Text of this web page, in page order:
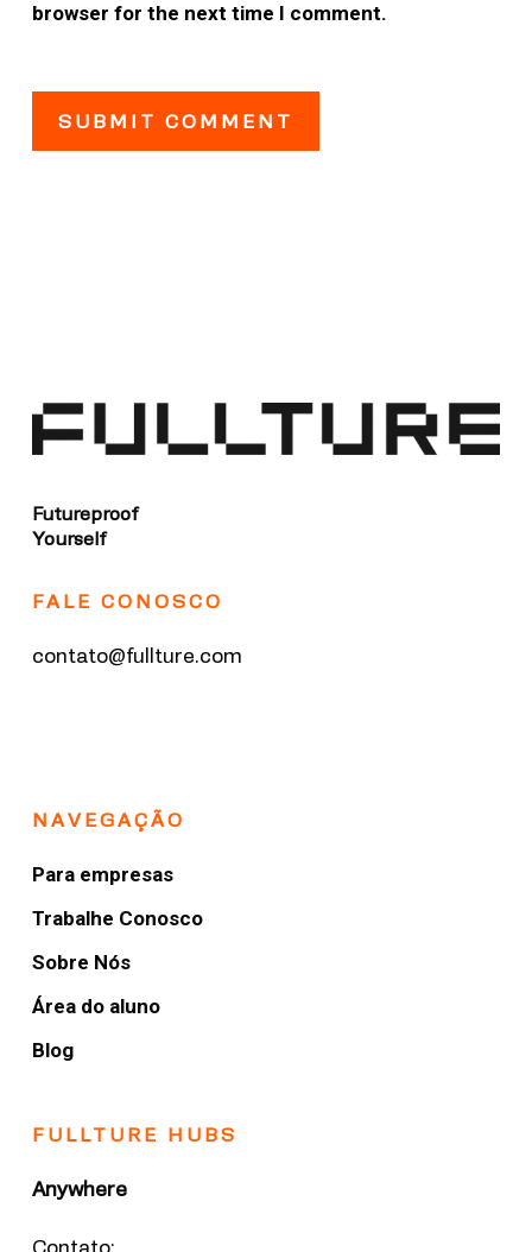
browser for the next time I comment.
Futureproof
Yourself
FALE CONOSCO
contato@fullture.com
NAVEGAÇÃO
Para empresas
Trabalhe Conosco
Sobre Nós
Área do aluno
Blog
FULLTURE HUBS
Anywhere